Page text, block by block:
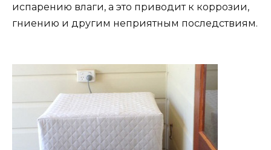
испарению влаги, а это приводит к коррозии,
гниению и другим неприятным последствиям.